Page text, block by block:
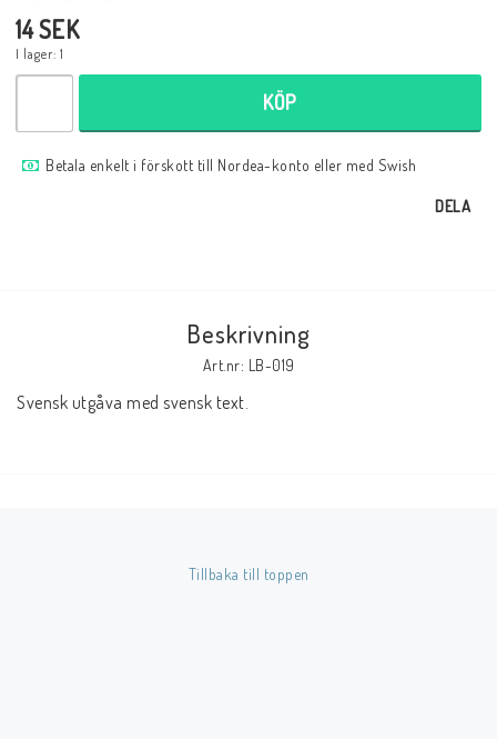
Serier Sverige
Serier USA
Inkl. Moms
14 SEK
I lager: 1
KÖP
Betala enkelt i förskott till Nordea-konto eller med Swish
DELA
Beskrivning
Art.nr: LB-019
Svensk utgåva med svensk text.
Tillbaka till toppen